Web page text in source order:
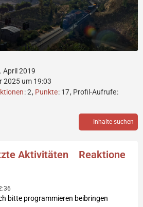
April 2019
2025 um 19:03
2 Punkte 17 Profil-Aufrufe
Inhalte suchen
Aktivitäten Reaktionen
bitte programmieren beibringen